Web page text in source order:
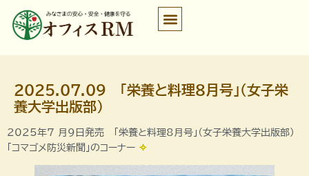
2025.07.09 「栄養と料理8月号」（女子栄
養大学出版部）
2025年7 月9日発売 「栄養と料理8月号」（女子栄養大学出版部）
「コマゴメ防災新聞」のコーナー